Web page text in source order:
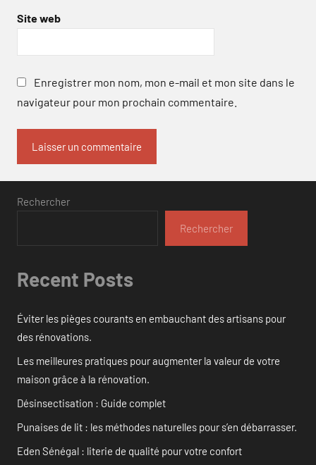
Site web
Enregistrer mon nom, mon e-mail et mon site dans le
navigateur pour mon prochain commentaire.
Rechercher
Rechercher
Recent Posts
Éviter les pièges courants en embauchant des artisans pour
des rénovations.
Les meilleures pratiques pour augmenter la valeur de votre
maison grâce à la rénovation.
Désinsectisation : Guide complet
Punaises de lit : les méthodes naturelles pour s’en débarrasser.
Eden Sénégal : literie de qualité pour votre confort